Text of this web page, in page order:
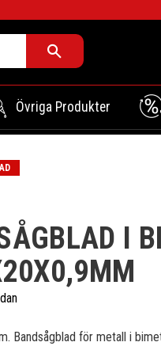
Övriga Produkter
I
Bandsågblad för metall i